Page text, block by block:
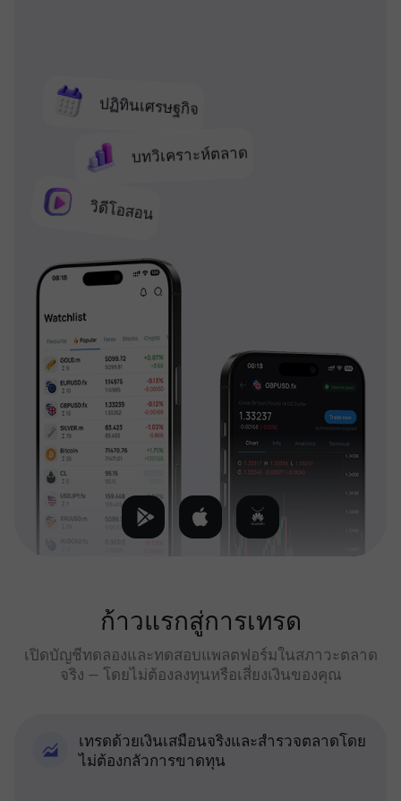
ปฏิทินเศรษฐกิจ
บทวิเคราะห์ตลาด
วิดีโอสอน
ก้าวแรกสู่การเทรด
เปิดบัญชีทดลองและทดสอบแพลตฟอร์มในสภาวะตลาด
จริง — โดยไม่ต้องลงทุนหรือเสี่ยงเงินของคุณ
เทรดด้วยเงินเสมือนจริงและสำรวจตลาดโดย
ไม่ต้องกลัวการขาดทุน